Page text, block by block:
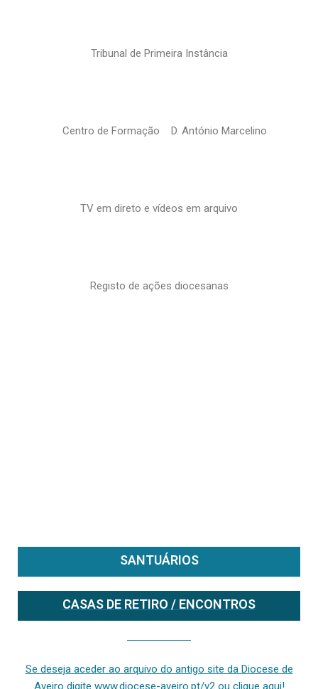
Tribunal de Primeira Instância
Centro de Formação D. António Marcelino
TV em direto e vídeos em arquivo
Registo de ações diocesanas
SANTUÁRIOS
CASAS DE RETIRO / ENCONTROS
Se deseja aceder ao arquivo do antigo site da Diocese de
Aveiro digite www.diocese-aveiro.pt/v2 ou clique aqui!